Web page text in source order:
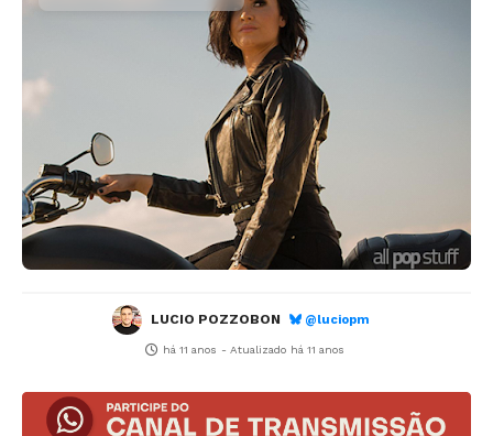
LUCIO POZZOBON @luciopm
há 11 anos - Atualizado há 11 anos